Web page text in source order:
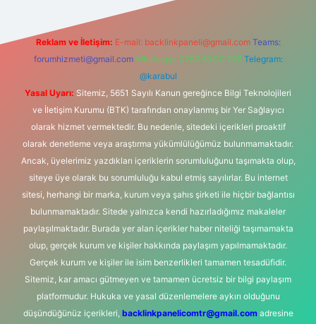
Reklam ve İletişim: E-mail: backlinkpaneli@gmail.com Teams:
forumhizmeti@gmail.com Whatsapp: 0262 606 0 726 Telegram:
@karabul
Yasal Uyarı: Sitemiz, 5651 Sayılı Kanun gereğince Bilgi Teknolojileri
ve İletişim Kurumu (BTK) tarafından onaylanmış bir Yer Sağlayıcı
olarak hizmet vermektedir. Bu nedenle, sitedeki içerikleri proaktif
olarak denetleme veya araştırma yükümlülüğümüz bulunmamaktadır.
Ancak, üyelerimiz yazdıkları içeriklerin sorumluluğunu taşımakta olup,
siteye üye olarak bu sorumluluğu kabul etmiş sayılırlar. Bu internet
sitesi, herhangi bir marka, kurum veya şahıs şirketi ile hiçbir bağlantısı
bulunmamaktadır. Sitede yalnızca kendi hazırladığımız makaleler
paylaşılmaktadır. Burada yer alan içerikler haber niteliği taşımamakta
olup, gerçek kurum ve kişiler hakkında paylaşım yapılmamaktadır.
Gerçek kurum ve kişiler ile isim benzerlikleri tamamen tesadüfidir.
Sitemiz, kar amacı gütmeyen ve tamamen ücretsiz bir bilgi paylaşım
platformudur. Hukuka ve yasal düzenlemelere aykırı olduğunu
düşündüğünüz içerikleri, backlinkpanelicomtr@gmail.comadresine